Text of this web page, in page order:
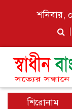
শনিবার,
শিরোনাম